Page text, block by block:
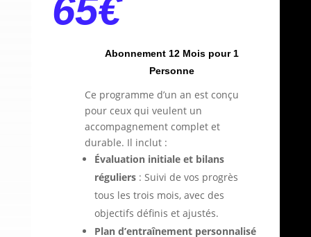
65€
Abonnement 12 Mois pour 1
Personne
Ce programme d’un an est conçu
pour ceux qui veulent un
accompagnement complet et
durable. Il inclut :
Évaluation initiale et bilans
réguliers: Suivi de vos progrès
tous les trois mois, avec des
objectifs définis et ajustés.
Plan d’entraînement personnalisé